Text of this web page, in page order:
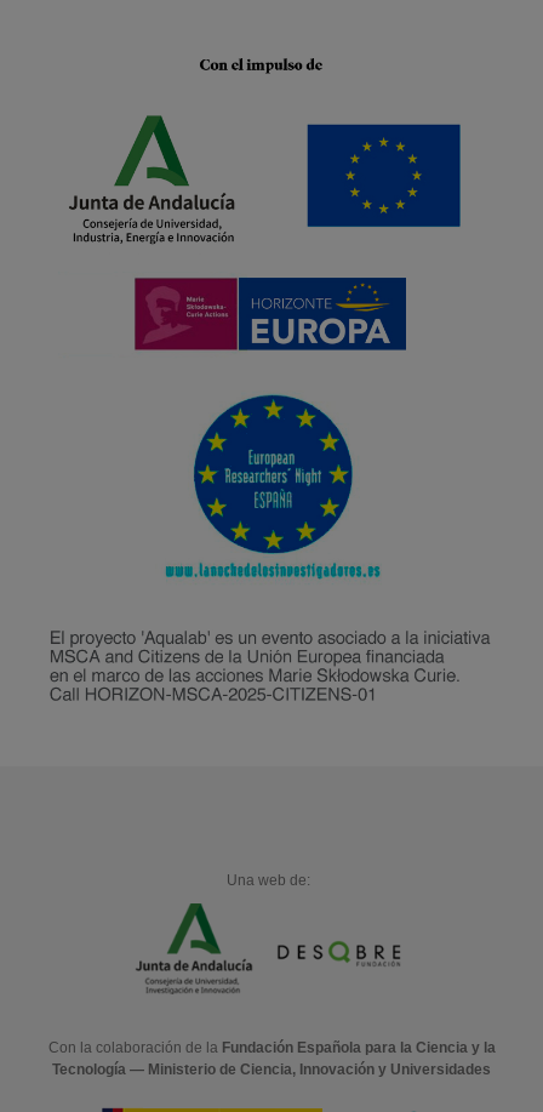
Una web de:
Con la colaboración de la Fundación Española para la Ciencia y la
Tecnología — Ministerio de Ciencia, Innovación y Universidades